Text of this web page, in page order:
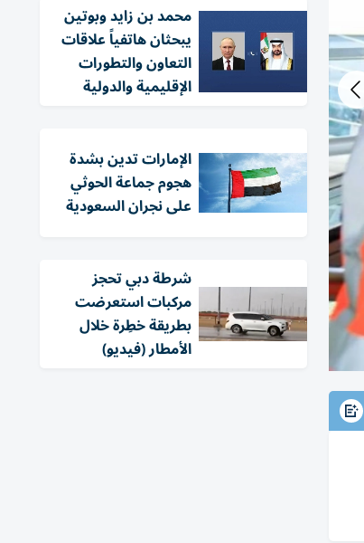
محمد بن زايد وبوتين
يبحثان هاتفياً علاقات
التعاون والتطورات
الإقليمية والدولية
الإمارات تدين بشدة
هجوم جماعة الحوثي
على نجران السعودية
شرطة دبي تحجز
مركبات استعرضت
بطريقة خطِرة خلال
الأمطار (فيديو)